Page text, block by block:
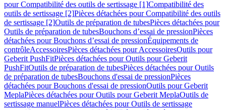
pour Compatibilité des outils de sertissage [1]Compatibilité des
outils de sertissage [2]Pièces détachées pour Compatibilité des outils
de sertissage [2]Outils de préparation de tubesPièces détachées pour
Outils de préparation de tubesBouchons d’essai de pressionPièces
détachées pour Bouchons d’essai de pressionÉquipements de
contrôleAccessoiresPièces détachées pour AccessoiresOutils pour
Geberit PushFitPièces détachées pour Outils pour Geberit
PushFitOutils de préparation de tubesPièces détachées pour Outils
de préparation de tubesBouchons d'essai de pressionPièces
détachées pour Bouchons d'essai de pressionOutils pour Geberit
MeplaPièces détachées pour Outils pour Geberit MeplaOutils de
sertissage manuelPièces détachées pour Outils de sertissage